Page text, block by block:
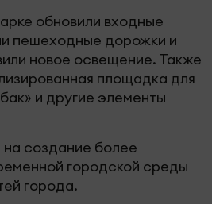
обновили входные
пешеходные дорожки и
новое освещение. Также
площадка для
и другие элементы
создание более
городской среды
города.